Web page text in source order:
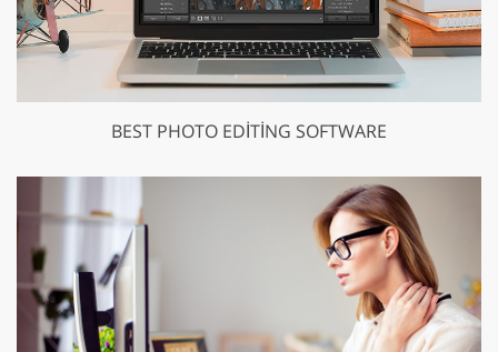
BEST PHOTO EDITING SOFTWARE